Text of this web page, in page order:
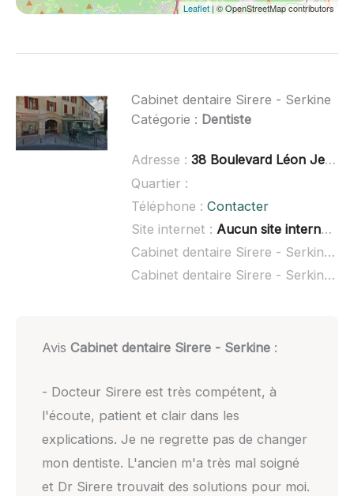
Leaflet | © OpenStreetMap contributors
Cabinet dentaire Sirere - Serkine
Catégorie : Dentiste
Adresse : 38 Boulevard Léon Jean Grégory, 66300 Thuir
Quartier :
Téléphone : Contacter
Site internet : Aucun site internet connu
Cabinet dentaire Sirere - Serkine à domicile :
Cabinet dentaire Sirere - Serkine ouvert dimanche :
Avis Cabinet dentaire Sirere - Serkine:
- Docteur Sirere est très compétent, à
l'écoute, patient et clair dans les
explications. Je ne regrette pas de changer
mon dentiste. L'ancien m'a très mal soigné
et Dr Sirere trouvait des solutions pour moi.